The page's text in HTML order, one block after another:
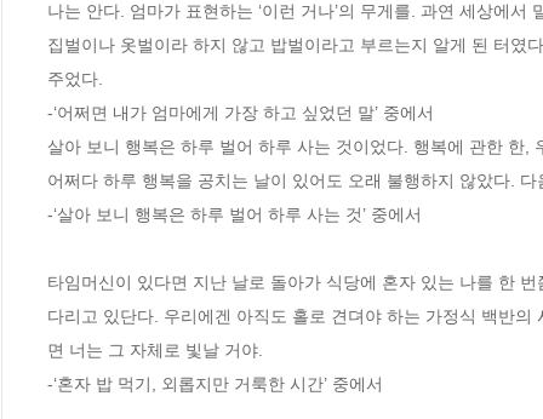
나는 안다. 엄마가 표현하는 ‘이런 거나’의 무게를. 과연 세상에
집벌이나 옷벌이라 하지 않고 밥벌이라고 부르는지 알게 된 터였
주었다.
-‘어쩌면 내가 엄마에게 가장 하고 싶었던 말’ 중에서
살아 보니 행복은 하루 벌어 하루 사는 것이었다. 행복에 관한 한
어쩌다 하루 행복을 공치는 날이 있어도 오래 불행하지 않았다.
-‘살아 보니 행복은 하루 벌어 하루 사는 것’ 중에서
타임머신이 있다면 지난 날로 돌아가 식당에 혼자 있는 나를 한
다리고 있단다. 우리에겐 아직도 홀로 견뎌야 하는 가정식 백반
면 너는 그 자체로 빛날 거야.
-‘혼자 밥 먹기, 외롭지만 거룩한 시간’ 중에서